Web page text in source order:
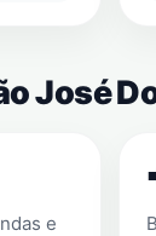
José
e